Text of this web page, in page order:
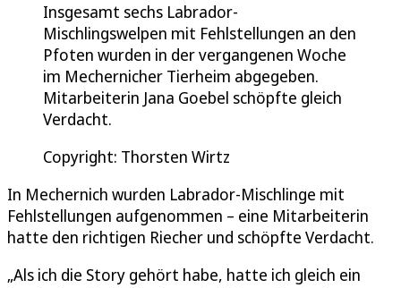
Insgesamt sechs Labrador-
Mischlingswelpen mit Fehlstellungen an den
Pfoten wurden in der vergangenen Woche
im Mechernicher Tierheim abgegeben.
Mitarbeiterin Jana Goebel schöpfte gleich
Verdacht.
Copyright: Thorsten Wirtz
In Mechernich wurden Labrador-Mischlinge mit
Fehlstellungen aufgenommen – eine Mitarbeiterin
hatte den richtigen Riecher und schöpfte Verdacht.
„Als ich die Story gehört habe, hatte ich gleich ein